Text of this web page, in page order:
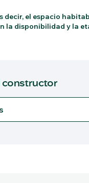
decir, el espacio
la disponibilidad y la
constructor